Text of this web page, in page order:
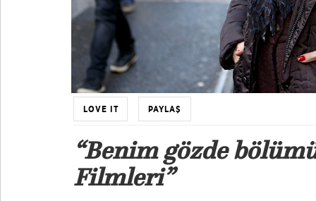
LOVE IT PAYLAŞ
“Benim gözde
Filmleri”